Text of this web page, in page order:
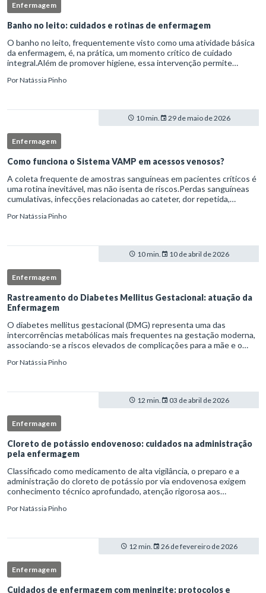
Enfermagem
Banho no leito: cuidados e rotinas de enfermagem
O banho no leito, frequentemente visto como uma atividade básica
da enfermagem, é, na prática, um momento crítico de cuidado
integral.Além de promover higiene, essa intervenção permite
PorNatássia Pinho
10 min. 29 de maio de 2026
Enfermagem
Como funciona o Sistema VAMP em acessos venosos?
A coleta frequente de amostras sanguíneas em pacientes críticos é
uma rotina inevitável, mas não isenta de riscos.Perdas sanguíneas
cumulativas, infecções relacionadas ao cateter, dor repetida,
PorNatássia Pinho
10 min. 10 de abril de 2026
Enfermagem
Rastreamento do Diabetes Mellitus Gestacional: atuação da
Enfermagem
O diabetes mellitus gestacional (DMG) representa uma das
intercorrências metabólicas mais frequentes na gestação moderna,
associando-se a riscos elevados de complicações para a mãe e o
enferm
PorNatássia Pinho
12 min. 03 de abril de 2026
Enfermagem
Cloreto de potássio endovenoso: cuidados na administração
pela enfermagem
Classificado como medicamento de alta vigilância, o preparo e a
administração do cloreto de potássio por via endovenosa exigem
conhecimento técnico aprofundado, atenção rigorosa aos
enfermag
PorNatássia Pinho
12 min. 26 de fevereiro de 2026
Enfermagem
Cuidados de enfermagem com meningite: protocolos e